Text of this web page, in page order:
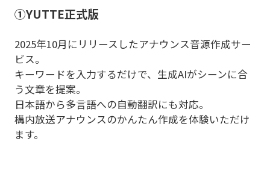
①YUTTE正式版
2025年10月にリリースしたアナウンス音源作成サー
ビス。
キーワードを入力するだけで、生成AIがシーンに合
う文章を提案。
日本語から多言語への自動翻訳にも対応。
構内放送アナウンスのかんたん作成を体験いただけ
ます。